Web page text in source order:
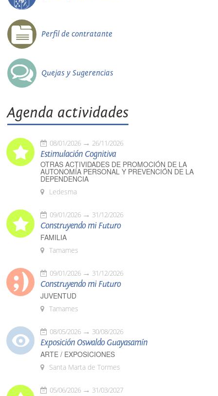
Perfil de contratante
Quejas y Sugerencias
Agenda actividades
08/01/2026 26/11/2026
Estimulación Cognitiva
OTRAS ACTIVIDADES DE PROMOCIÓN DE LA
AUTONOMÍA PERSONAL Y PREVENCIÓN DE LA
DEPENDENCIA
Ledesma
09/01/2026 31/12/2026
Construyendo mi Futuro
FAMILIA
Tamames
09/01/2026 31/12/2026
Construyendo mi Futuro
JUVENTUD
Tamames
08/05/2026 30/08/2026
Exposición Oswaldo Guayasamín
ARTE / EXPOSICIONES
Santa Marta de Tormes
05/06/2026 31/03/2027